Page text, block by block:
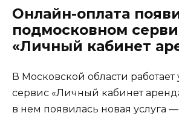
Онлайн-оплата
подмосковном
«Личный кабинет
В Московской области
сервис «Личный кабинет
в нем появилась новая услуга